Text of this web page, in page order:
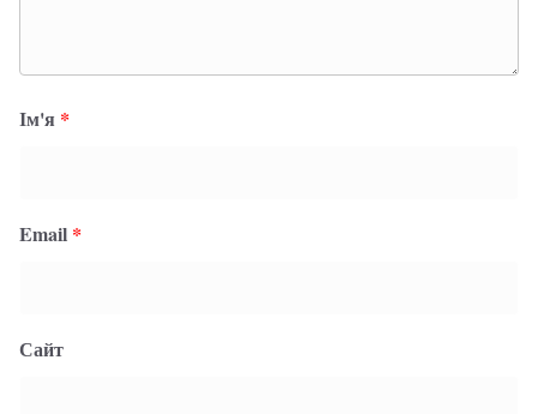
Ім'я *
Email *
Сайт